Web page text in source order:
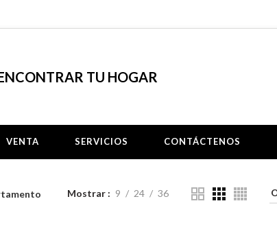
TU HOGAR
VENTA SERVICIOS CONTÁCTENOS
Mostrar 9 24 36